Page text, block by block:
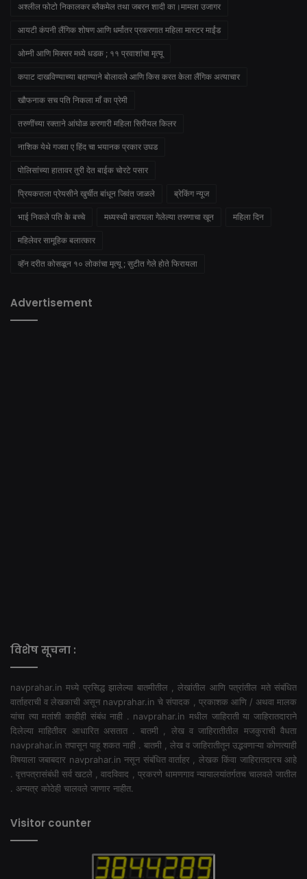
अश्लील फोटो निकालकर ब्लैकमेल तथा जबरन शादी का।मामला उजागर
आयटी कंपनी लैंगिक शोषण आणि धर्मांतर प्रकरणात महिला मास्टर माईंड
ओम्नी आणि मिक्सर मध्ये धडक ; ११ प्रवाशांचा मृत्यू
कपाट दाखविण्याच्या बहाण्याने बोलावले आणि किस करत केला लैंगिक अत्याचार
खौफनाक सच पति निकला माँ का प्रेमी
तरुणींच्या रक्ताने आंघोळ करणारी महिला सिरीयल किलर
नाशिक येथे गजवा ए हिंद चा भयानक प्रकार उघड
पोलिसांच्या हातावर तुरी देत बाईक चोरटे पसार
प्रियकराला प्रेयसीने खुर्चीत बांधून जिवंत जाळले ब्रेकिंग न्यूज
भाई निकले पति के बच्चे मध्यस्थी करायला गेलेल्या तरुणाचा खून महिला दिन
महिलेवर सामूहिक बलात्कार
व्हॅन दरीत कोसळून १० लोकांचा मृत्यू ; सुटीत गेले होते फिरायला
Advertisement
विशेष सूचना :
navprahar.in मध्ये प्रसिद्ध झालेल्या बातमीतील , लेखांतील आणि पत्रांतील मते संबंधित
वार्ताहराची व लेखकाची असून navprahar.in चे संपादक , प्रकाशक आणि / अथवा मालक
यांचा त्या मतांशी काहीही संबंध नाही . navprahar.in मधील जाहिराती या जाहिरातदाराने
दिलेल्या माहितीवर आधारित असतात . बातमी , लेख व जाहिरातीतील मजकुराची वैधता
navprahar.in तपासून पाहू शकत नाही . बातमी , लेख व जाहिरातीतून उद्भवणाऱ्या कोणत्याही
विषयाला जबाबदार navprahar.in नसून संबंधित वार्ताहर , लेखक किंवा जाहिरातदारच आहे
. वृत्तपत्रासंबंधी सर्व खटले , वादविवाद , प्रकरणे धामणगाव न्यायालयांतर्गतच चालवले जातील
. अन्यत्र कोठेही चालवले जाणार नाहीत.
Visitor counter